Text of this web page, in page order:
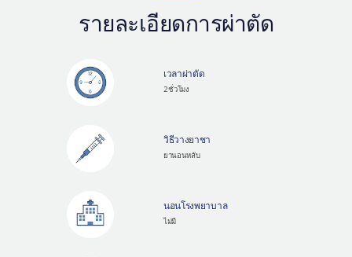
รายละเอียดการผ่าตัด
เวลาผ่าตัด
2 ชั่วโมง
วิธีวางยาชา
ยานอนหลับ
นอนโรงพยาบาล
ไม่มี